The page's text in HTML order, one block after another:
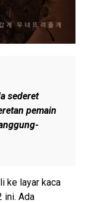
sederet
pemain
ke layar kaca
ini. Ada